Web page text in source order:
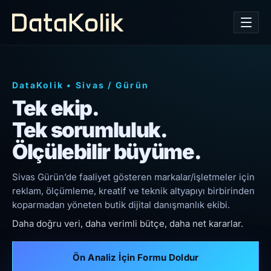
DataKolik • Sivas / Gürün
Tek ekip.
Tek sorumluluk.
Ölçülebilir büyüme.
Sivas Gürün’de faaliyet gösteren markalar/işletmeler için
reklam, ölçümleme, kreatif ve teknik altyapıyı birbirinden
koparmadan yöneten butik dijital danışmanlık ekibi.
Daha doğru veri, daha verimli bütçe, daha net kararlar.
Ön Analiz İçin Formu Doldur